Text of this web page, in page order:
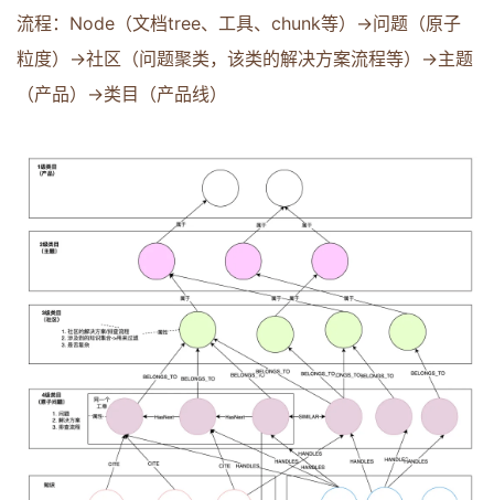
流程：Node（文档tree、工具、chunk等）->问题（原子
粒度）->社区（问题聚类，该类的解决方案流程等）->主题
（产品）->类目（产品线）